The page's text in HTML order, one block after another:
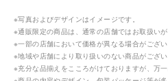
※写真およびデザインはイメージです。
※通販限定の商品は、通常の店舗ではお取扱いが
※一部の店舗において価格が異なる場合がござい
※地域や店舗により取り扱いのない商品がござい
※充分な品揃えをこころがけておりますが、万